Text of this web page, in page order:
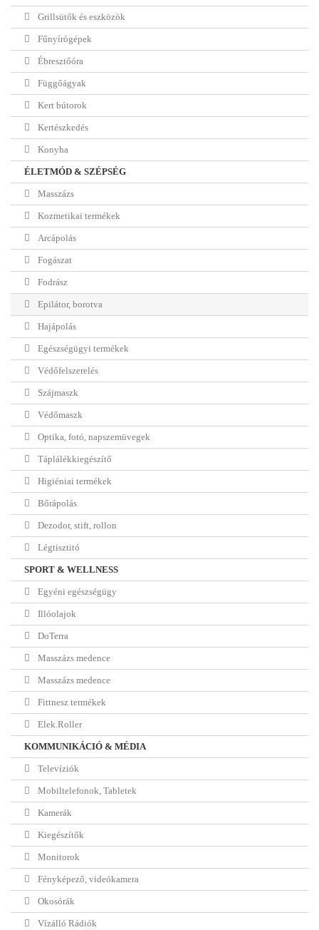
Grillsütők és eszközök
Fűnyírógépek
Ébresztőóra
Függőágyak
Kert bútorok
Kertészkedés
Konyha
ÉLETMÓD & SZÉPSÉG
Masszázs
Kozmetikai termékek
Arcápolás
Fogászat
Fodrász
Epilátor, borotva
Hajápolás
Egészségügyi termékek
Védőfelszerelés
Szájmaszk
Védőmaszk
Optika, fotó, napszemüvegek
Táplálékkiegészítő
Higiéniai termékek
Bőrápolás
Dezodor, stift, rollon
Légtisztitó
SPORT & WELLNESS
Egyéni egészségügy
Illóolajok
DoTerra
Masszázs medence
Masszázs medence
Fittnesz termékek
Elek.Roller
KOMMUNIKÁCIÓ & MÉDIA
Televíziók
Mobiltelefonok, Tabletek
Kamerák
Kiegészítők
Monitorok
Fényképező, videókamera
Okosórák
Vízálló Rádiók